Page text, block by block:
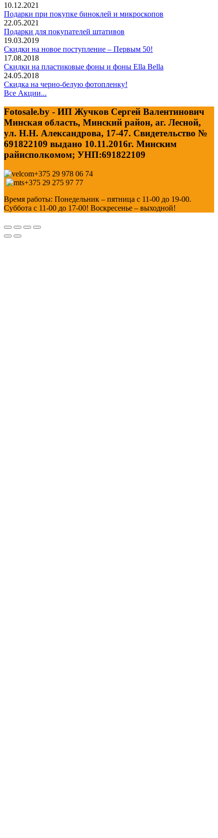
10.12.2021
Подарки при покупке биноклей и микроскопов
22.05.2021
Подарки для покупателей штативов
19.03.2019
Скидки на новое поступление – Первым 50!
17.08.2018
Скидки на пластиковые фоны и фоны Ella Bella
24.05.2018
Скидка на черно-белую фотопленку!
Все Акции...
Fotosale.by - ИП Жучков Сергей Валентинович
Минская область, Минский район, аг. Лесной,
ул. Н.Н. Александрова, 17-47. Свидетельство №
691822109 выдано 10.11.2016г. Минским
райисполкомом; УНП:691822109
+375 29 978 06 74
+375 29 275 97 77
Время работы: Понедельник – пятница с 11-00 до 19-00.
Суббота с 11-00 до 17-00! Воскресенье – выходной!